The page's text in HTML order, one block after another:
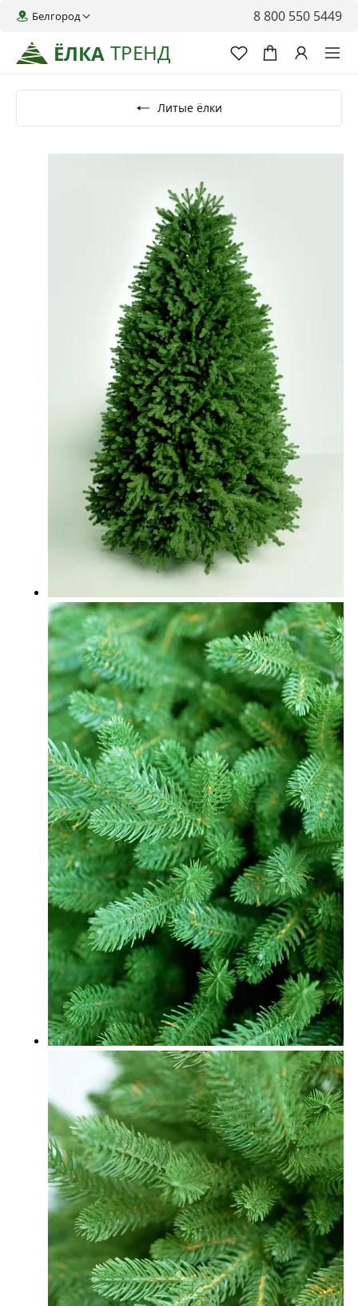
ЁЛКА ТРЕНД
Белгород 8 800 550 5449
Литые ёлки